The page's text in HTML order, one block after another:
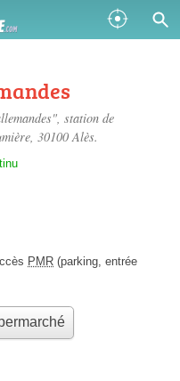
station de
, 30100 Alès.
PMR (parking, entrée
Épuisé